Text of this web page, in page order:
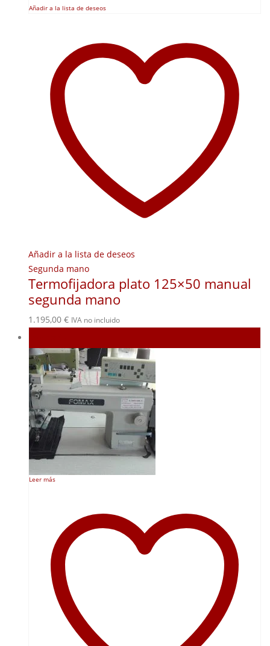
Añadir a la lista de deseos
Añadir a la lista de deseos
Segunda mano
Termofijadora plato 125×50 manual
segunda mano
1.195,00 € IVA no incluido
Leer más